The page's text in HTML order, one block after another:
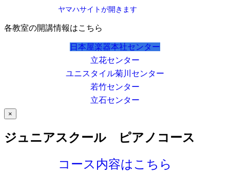
ヤマハサイトが開きます
各教室の開講情報はこちら
日本屋楽器本社センター
立花センター
ユニスタイル菊川センター
若竹センター
立石センター
×
ジュニアスクール ピアノコース
コース内容はこちら